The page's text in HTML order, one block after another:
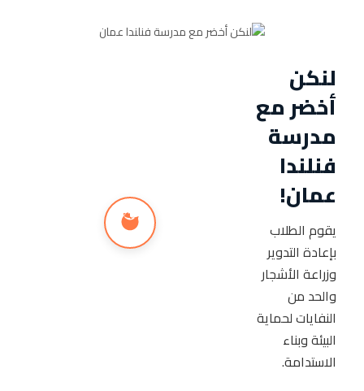
لنكن
أخضر مع
مدرسة
فنلندا
عمان!
يقوم الطلاب
بإعادة التدوير
وزراعة الأشجار
والحد من
النفايات لحماية
البيئة وبناء
الاستدامة.